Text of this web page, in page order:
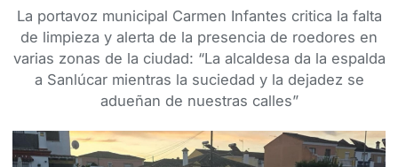
La portavoz municipal Carmen Infantes critica la falta
de limpieza y alerta de la presencia de roedores en
varias zonas de la ciudad: “La alcaldesa da la espalda
a Sanlúcar mientras la suciedad y la dejadez se
adueñan de nuestras calles”